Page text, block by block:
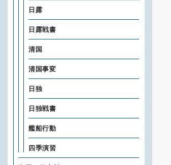
日露
日露戦書
清国
清国事変
日独
日独戦書
艦船行動
四季演習